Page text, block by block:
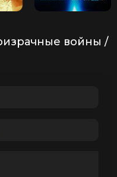
войны /